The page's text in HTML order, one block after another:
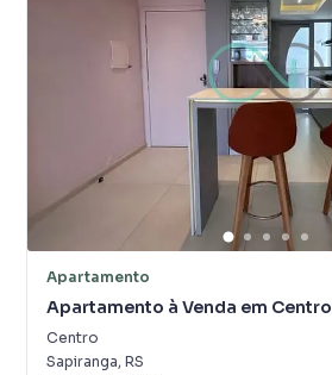
Apartamento
Apartamento à Venda em Centro
Centro
Sapiranga, RS